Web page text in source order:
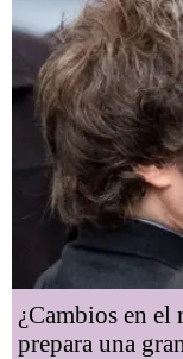
¿Cambios en
prepara una